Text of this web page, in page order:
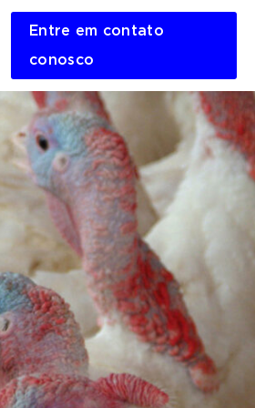
Entre em contato
conosco